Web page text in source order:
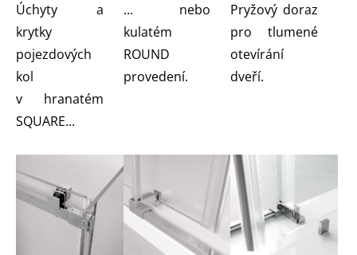
Úchyty a
krytky
pojezdových
kol
v hranatém
SQUARE...
... nebo
kulatém
ROUND
provedení.
Pryžový doraz
pro tlumené
otevírání
dveří.